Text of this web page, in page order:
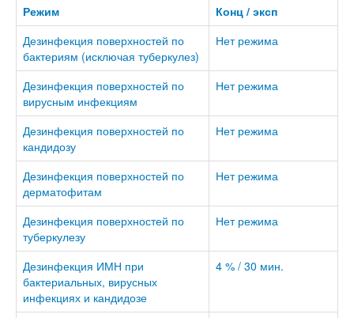
Режим
Конц / эксп
Дезинфекция поверхностей по
бактериям (исключая туберкулез)
Нет режима
Дезинфекция поверхностей по
вирусным инфекциям
Нет режима
Дезинфекция поверхностей по
кандидозу
Нет режима
Дезинфекция поверхностей по
дерматофитам
Нет режима
Дезинфекция поверхностей по
туберкулезу
Нет режима
Дезинфекция ИМН при
бактериальных, вирусных
инфекциях и кандидозе
4 % / 30 мин.